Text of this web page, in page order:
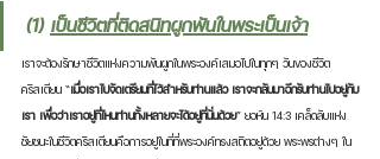
(1) เป็นชีวิตที่ติดสนิทผูกพันในพระเป็นเจ้า
เราจะต้องรักษาชีวิตแห่งความพันผูกในพระองค์เสมอไปในทุกๆ วันของชีวิต
คริสเตียน “เมื่อเราไปจัดเตรียมที่ไว้สำหรับท่านแล้ว เราจะกลับมาอีกรับท่านไปอยู่กับ
เรา เพื่อว่าเราอยู่ที่ไหนท่านทั้งหลายจะได้อยู่ที่นั่นด้วย” ยอห์น 14:3 เคล็ดลับแห่ง
ชัยชนะในชีวิตคริสเตียนคือการอยู่ในที่ที่พระองค์ทรงสถิตอยู่ด้วย พระพรต่างๆ ใน